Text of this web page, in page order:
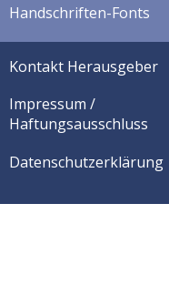
Handschriften-Fonts
Kontakt Herausgeber
Impressum /
Haftungsausschluss
Datenschutzerklärung